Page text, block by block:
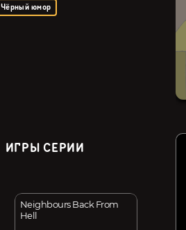
Чёрный юмор
ИГРЫ СЕРИИ
Neighbours Back From
Hell